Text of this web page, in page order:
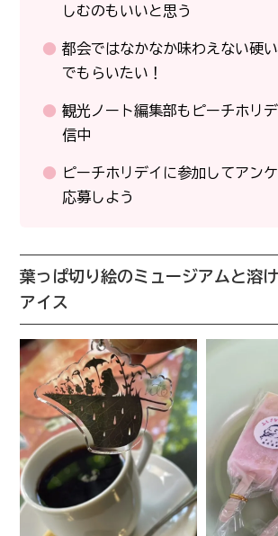
しむのもいいと思う
都会ではなかなか味わえない硬
でもらいたい！
観光ノート編集部もピーチホリ
信中
ピーチホリデイに参加してアン
応募しよう
葉っぱ切り絵のミュージアムと溶
アイス